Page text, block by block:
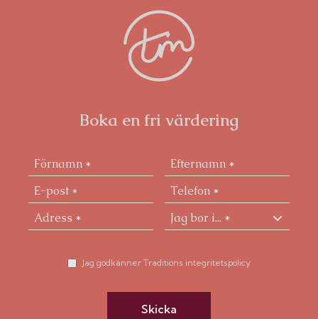
Boka en fri värdering
Jag godkänner Traditions integritetspolicy
Skicka